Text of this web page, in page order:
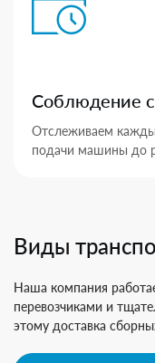
Соблюдение
Отслеживаем
подачи машины до
Виды
Наша компания
перевозчиками и
этому доставка